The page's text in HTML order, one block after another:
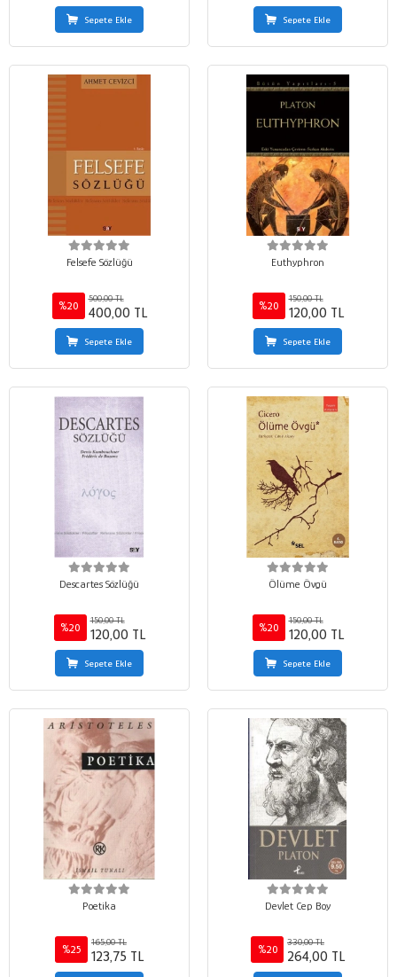
Sepete Ekle Sepete Ekle
Felsefe Sözlüğü
%20
500,00 TL
400,00 TL
Sepete Ekle
Euthyphron
%20
150,00 TL
120,00 TL
Sepete Ekle
Descartes Sözlüğü
%20
150,00 TL
120,00 TL
Sepete Ekle
Ölüme Övgü
%20
150,00 TL
120,00 TL
Sepete Ekle
Poetika
%25
165,00 TL
123,75 TL
Devlet Cep Boy
%20
330,00 TL
264,00 TL